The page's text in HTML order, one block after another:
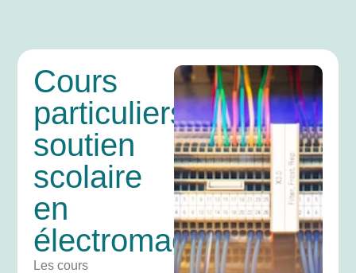
Cours
particuliers,
soutien
scolaire
en
électromagnétisme
Les cours